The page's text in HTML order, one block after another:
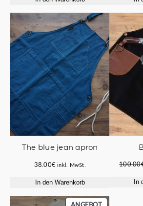
The blue jean apron
38.00€ inkl. MwSt.
In den Warenkorb
100.00
In
PRODUKT